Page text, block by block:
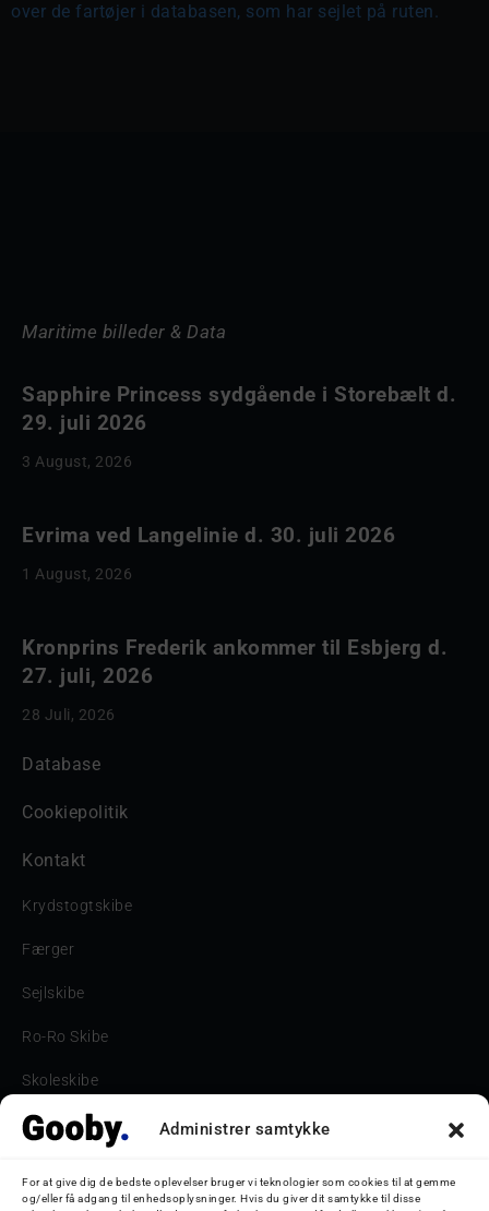
Administrer samtykke
For at give dig de bedste oplevelser bruger vi teknologier som cookies til at gemme
og/eller få adgang til enhedsoplysninger. Hvis du giver dit samtykke til disse
over de fartøjer i databasen, som har sejlet på ruten.
Maritime billeder & Data
Sapphire Princess sydgående i Storebælt d.
29. juli 2026
3 August, 2026
Evrima ved Langelinie d. 30. juli 2026
1 August, 2026
Kronprins Frederik ankommer til Esbjerg d.
27. juli, 2026
28 Juli, 2026
Database
Cookiepolitik
Kontakt
Krydstogtskibe
Færger
Sejlskibe
Ro-Ro Skibe
Skoleskibe
Havne & Turbåde samt restaurantionsskibe